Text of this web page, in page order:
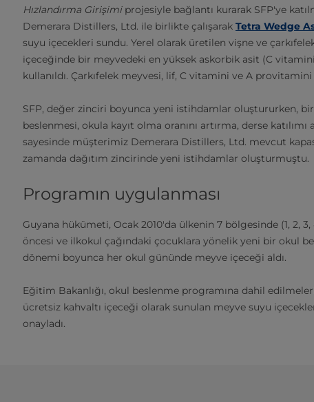
Hızlandırma Girişimiprojesiyle bağlantı kurarak SFP'ye
Demerara Distillers, Ltd. ile birlikte çalışarak Tetra Wedge
suyu içecekleri sundu. Yerel olarak üretilen vişne ve
içeceğinde bir meyvedeki en yüksek askorbik asit (C
kullanıldı. Çarkıfelek meyvesi, lif, C vitamini ve A provitamini
SFP, değer zinciri boyunca yeni istihdamlar oluştururken,
beslenmesi, okula kayıt olma oranını artırma, derse
sayesinde müşterimiz Demerara Distillers, Ltd. mevcut
zamanda dağıtım zincirinde yeni istihdamlar oluşturmuştu.
Programın uygulanması
Guyana hükümeti, Ocak 2010'da ülkenin 7 bölgesinde (1, 2,
öncesi ve ilkokul çağındaki çocuklara yönelik yeni bir okul
dönemi boyunca her okul gününde meyve içeceği aldı.
Eğitim Bakanlığı, okul beslenme programına dahil
ücretsiz kahvaltı içeceği olarak sunulan meyve suyu
onayladı.